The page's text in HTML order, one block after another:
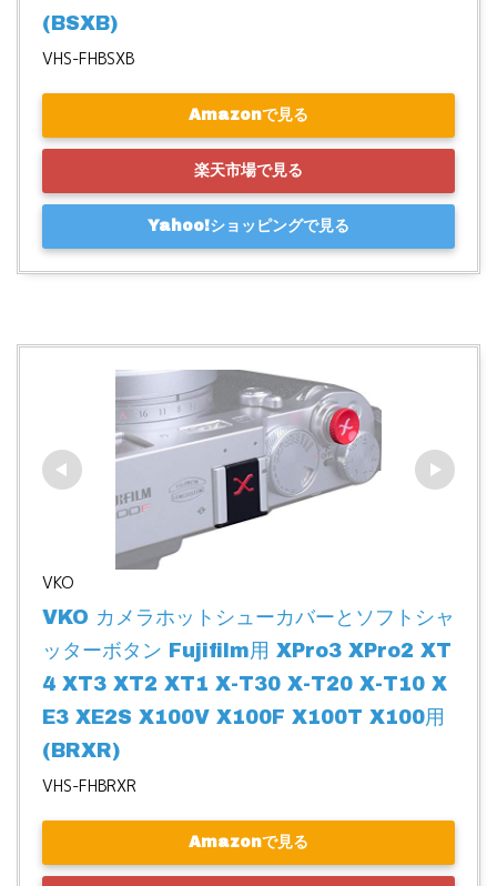
(BSXB)
VHS-FHBSXB
Amazonで見る
楽天市場で見る
Yahoo!ショッピングで見る
VKO
VKO カメラホットシューカバーとソフトシャ
ッターボタン Fujifilm用 XPro3 XPro2 XT
4 XT3 XT2 XT1 X-T30 X-T20 X-T10 X
E3 XE2S X100V X100F X100T X100用
(BRXR)
VHS-FHBRXR
Amazonで見る